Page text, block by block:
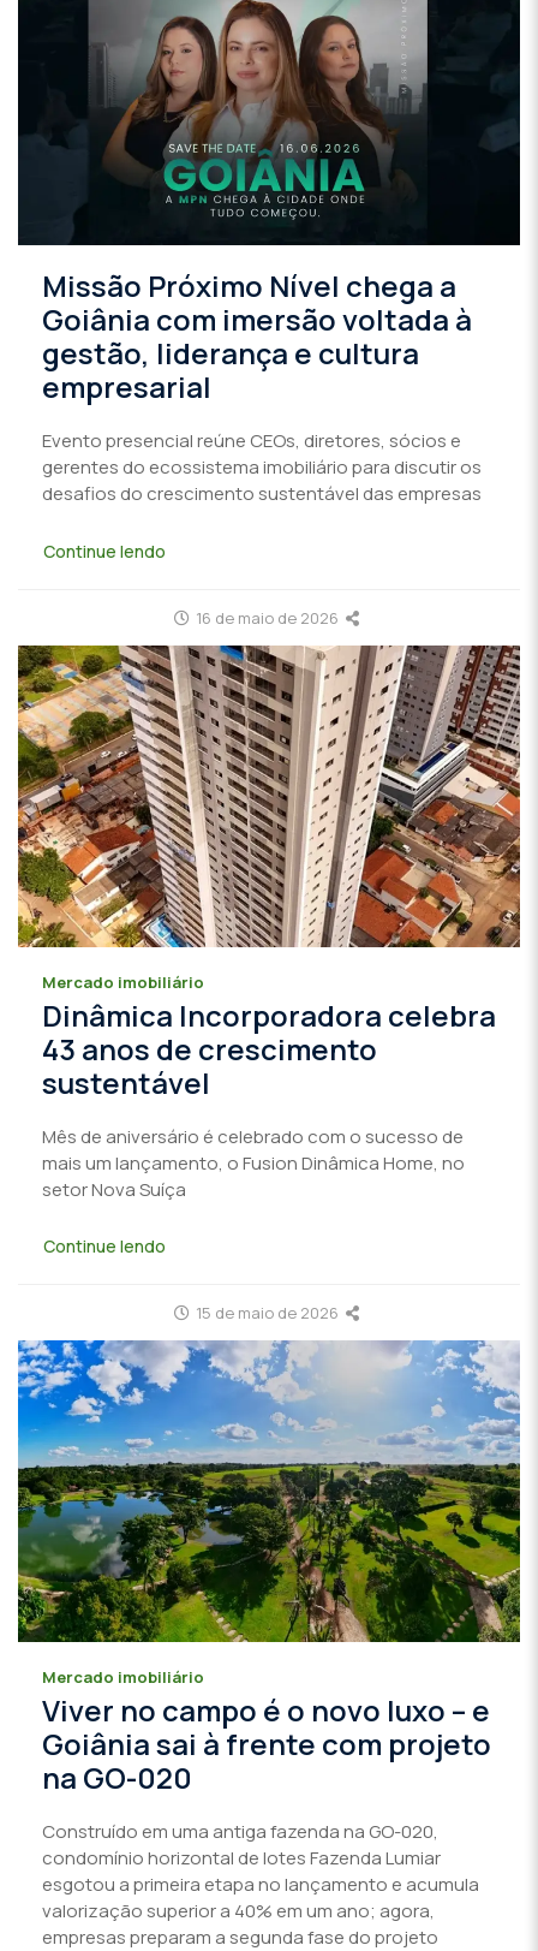
Missão Próximo Nível chega a
Goiânia com imersão voltada à
gestão, liderança e cultura
empresarial
Evento presencial reúne CEOs, diretores, sócios e
gerentes do ecossistema imobiliário para discutir os
desafios do crescimento sustentável das empresas
Continue lendo
16 de maio de 2026
Mercado imobiliário
Dinâmica Incorporadora celebra
43 anos de crescimento
sustentável
Mês de aniversário é celebrado com o sucesso de
mais um lançamento, o Fusion Dinâmica Home, no
setor Nova Suíça
Continue lendo
15 de maio de 2026
Mercado imobiliário
Viver no campo é o novo luxo – e
Goiânia sai à frente com projeto
na GO-020
Construído em uma antiga fazenda na GO-020,
condomínio horizontal de lotes Fazenda Lumiar
esgotou a primeira etapa no lançamento e acumula
valorização superior a 40% em um ano; agora,
empresas preparam a segunda fase do projeto